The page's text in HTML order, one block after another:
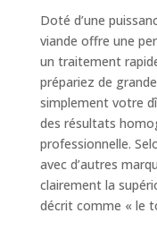
Doté d’une
viande offre une
un traitement
prépariez de
simplement votre
des résultats
professionnelle.
avec d’autres
clairement la
décrit comme « le